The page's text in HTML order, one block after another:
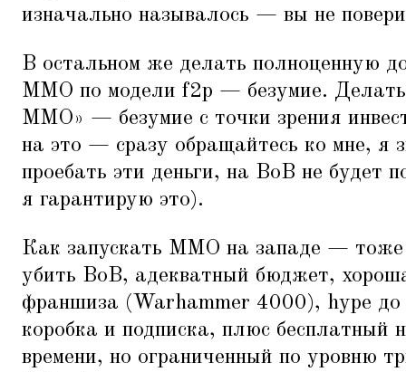
изначально называлось — вы не
В остальном же делать полноценную
ММО по модели f2p — безумие. Делать
ММО» — безумие с точки зрения
на это — сразу обращайтесь ко мне, я
проебать эти деньги, на ВоВ не будет
я гарантирую это).
Как запускать ММО на западе — тоже
убить ВоВ, адекватный бюджет,
франшиза (Warhammer 4000), hype до
коробка и подписка, плюс бесплатный
времени, но ограниченный по уровню